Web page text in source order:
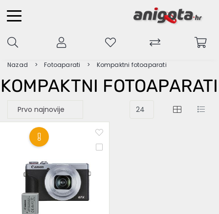
Nazad Fotoaparati Kompaktni fotoaparati
KOMPAKTNI FOTOAPARATI